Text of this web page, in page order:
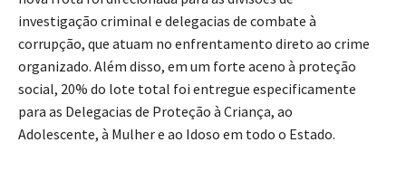
investigação criminal e delegacias de combate à
corrupção, que atuam no enfrentamento direto ao crime
organizado. Além disso, em um forte aceno à proteção
social, 20% do lote total foi entregue especificamente
para as Delegacias de Proteção à Criança, ao
Adolescente, à Mulher e ao Idoso em todo o Estado.